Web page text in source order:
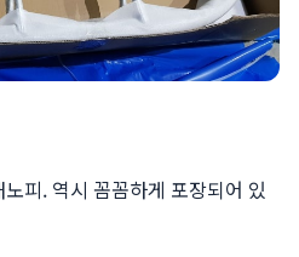
피. 역시 꼼꼼하게 포장되어 있